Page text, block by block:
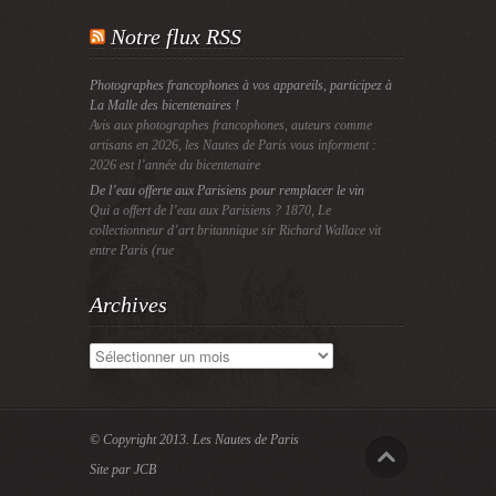
Notre flux RSS
Photographes francophones à vos appareils, participez à
La Malle des bicentenaires !
Avis aux photographes francophones, auteurs comme
artisans en 2026, les Nautes de Paris vous informent :
2026 est l’année du bicentenaire
De l’eau offerte aux Parisiens pour remplacer le vin
Qui a offert de l’eau aux Parisiens ? 1870, Le
collectionneur d’art britannique sir Richard Wallace vit
entre Paris (rue
Archives
Archives
© Copyright 2013. Les Nautes de Paris
Site par JCB